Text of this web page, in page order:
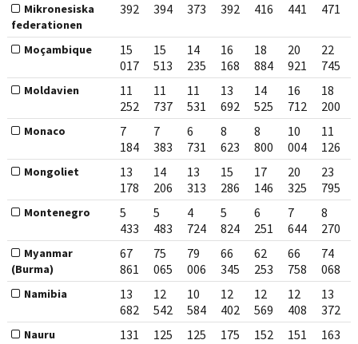
Mikronesiska
federationen
392 394 373 392 416 441 471
Moçambique
15
017
15
513
14
235
16
168
18
884
20
921
22
745
Moldavien
11
252
11
737
11
531
13
692
14
525
16
712
18
200
Monaco
7
184
7
383
6
731
8
623
8
800
10
004
11
126
Mongoliet
13
178
14
206
13
313
15
286
17
146
20
325
23
795
Montenegro
5
433
5
483
4
724
5
824
6
251
7
644
8
270
Myanmar
(Burma)
67
861
75
065
79
006
66
345
62
253
66
758
74
068
Namibia
13
682
12
542
10
584
12
402
12
569
12
408
13
372
Nauru 131 125 125 175 152 151 163